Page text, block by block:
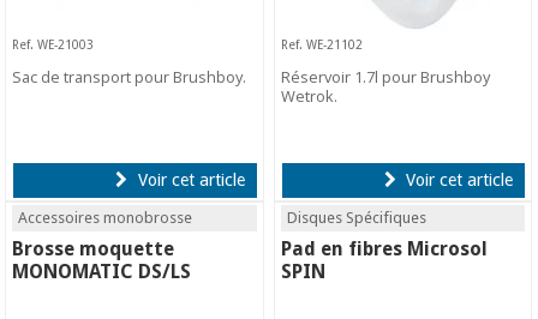
Ref. WE-21003
Sac de transport pour Brushboy.
Voir cet article
Ref. WE-21102
Réservoir 1.7l pour Brushboy
Wetrok.
Voir cet article
Accessoires monobrosse
Brosse moquette
MONOMATIC DS/LS
Disques Spécifiques
Pad en fibres Microsol
SPIN